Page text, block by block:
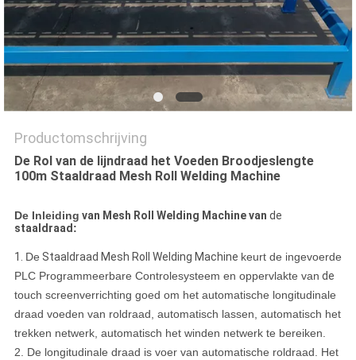
Productomschrijving
De Rol van de lijndraad het Voeden Broodjeslengte
100m Staaldraad Mesh Roll Welding Machine
De Inleiding van Mesh Roll Welding Machine van de
staaldraad:
1. De Staaldraad Mesh Roll Welding Machine keurt de ingevoerde
PLC Programmeerbare Controlesysteem en oppervlakte van de
touch screenverrichting goed om het automatische longitudinale
draad voeden van roldraad, automatisch lassen, automatisch het
trekken netwerk, automatisch het winden netwerk te bereiken.
2. De longitudinale draad is voer van automatische roldraad. Het